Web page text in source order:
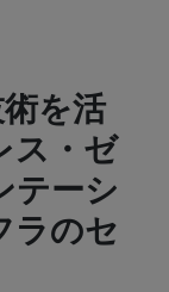
を活
ス・ゼ
テーシ
ラのセ